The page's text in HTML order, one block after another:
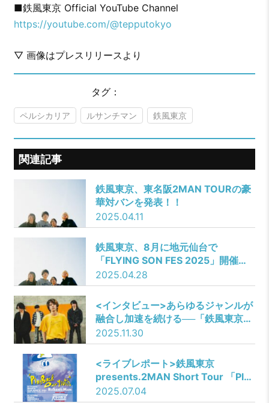
■鉄風東京 Official YouTube Channel
https://youtube.com/@tepputokyo
▽ 画像はプレスリリースより
タグ：
ペルシカリア ルサンチマン 鉄風東京
関連記事
鉄風東京、東名阪2MAN TOURの豪
華対バンを発表！！
2025.04.11
鉄風東京、8月に地元仙台で
「FLYING SON FES 2025」開催決
定！&新曲「さみだれ」を5月7日
(水)配信リリース！
2025.04.28
<インタビュー>あらゆるジャンルが
融合し加速を続ける──「鉄風東京」
の現在地
2025.11.30
<ライブレポート>鉄風東京
presents.2MAN Short Tour 「Play
Back Our Youth」TOUR FINALーー
2025.07.04